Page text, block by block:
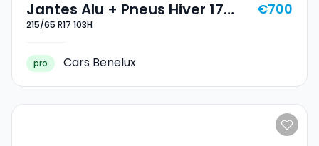
Jantes Alu + Pneus Hiver 17
215/65 R17 103H
215/65 R17 103H
€700
pro Cars Benelux